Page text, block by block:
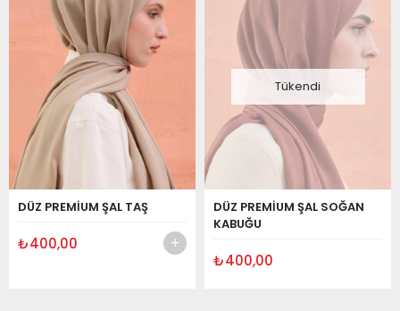
DÜZ PREMİUM ŞAL TAŞ
₺400,00
Tükendi
DÜZ PREMİUM ŞAL SOĞAN
KABUĞU
₺400,00